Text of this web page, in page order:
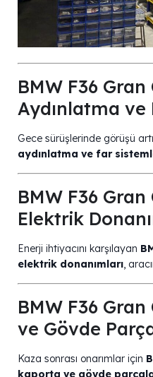
BMW F36 Gran
Aydınlatma
Gece sürüşlerinde görüşü
aydınlatma ve far
BMW F36
Elektrik
Enerji ihtiyacını karşılayan
elektrik donanımları,
BMW F36
ve Gövde
Kaza sonrası onarımlar için
kaporta ve gövde